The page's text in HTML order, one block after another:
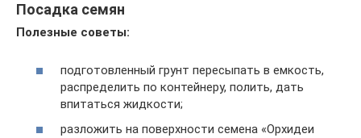
Посадка семян
Полезные советы:
подготовленный грунт пересыпать в емкость,
распределить по контейнеру, полить, дать
впитаться жидкости;
разложить на поверхности семена «Орхидеи